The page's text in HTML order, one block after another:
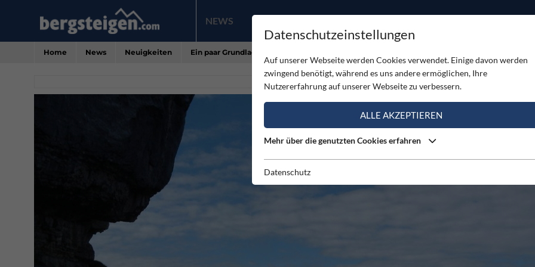
NEWS PRODUKTE
Home News Neuigkeiten Ein paar Grundlagen für mehr Sicherheit beim Bergsteigen
Datenschutzeinstellungen
Auf unserer Webseite werden Cookies verwendet. Einige davon werden
zwingend benötigt, während es uns andere ermöglichen, Ihre
Nutzererfahrung auf unserer Webseite zu verbessern.
ALLE AKZEPTIEREN
Mehr über die genutzten Cookies erfahren
Datenschutz